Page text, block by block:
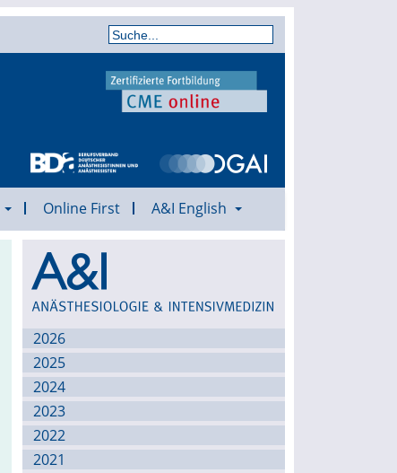
Online First A&I English
Archiv
2026
2025
2024
2023
2022
2021